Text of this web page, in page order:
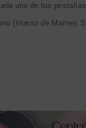
una de tus
(Hueso de Mamey,